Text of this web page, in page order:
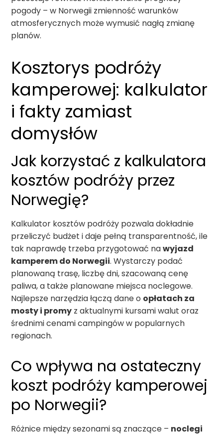
pogody – w Norwegii zmienność warunków
atmosferycznych może wymusić nagłą zmianę
planów.
Kosztorys podróży
kamperowej: kalkulator
i fakty zamiast
domysłów
Jak korzystać z kalkulatora
kosztów podróży przez
Norwegię?
Kalkulator kosztów podróży pozwala dokładnie
przeliczyć budżet i daje pełną transparentność, ile
tak naprawdę trzeba przygotować nawyjazd
kamperem do Norwegii. Wystarczy podać
planowaną trasę, liczbę dni, szacowaną cenę
paliwa, a także planowane miejsca noclegowe.
Najlepsze narzędzia łączą dane o opłatach za
mosty i promy z aktualnymi kursami walut oraz
średnimi cenami campingów w popularnych
regionach.
Co wpływa na ostateczny
koszt podróży kamperowej
po Norwegii?
Różnice między sezonami są znaczące – noclegi